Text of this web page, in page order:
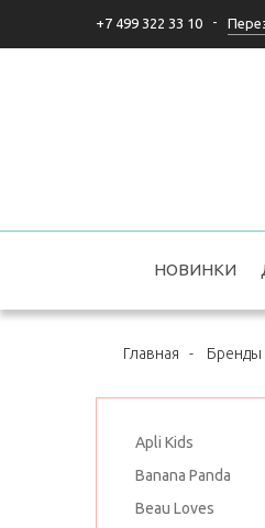
+7 499 322 33 10 -
НОВИНКИ
Главная - Бренды
Apli Kids
Banana Panda
Beau Loves